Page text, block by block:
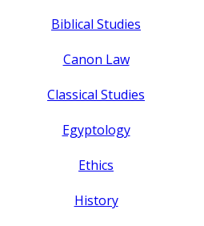
Biblical Studies
Canon Law
Classical Studies
Egyptology
Ethics
History